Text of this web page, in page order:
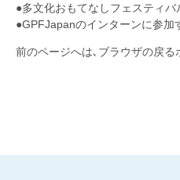
●多文化おもてなしフェスティバ
●GPFJapanのインターンに参加
前のページへは､ブラウザの戻る